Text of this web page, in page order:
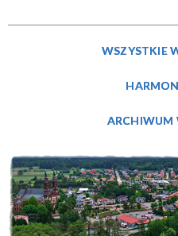
Miejsce
WSZYSTKIE
ARCHIWUM